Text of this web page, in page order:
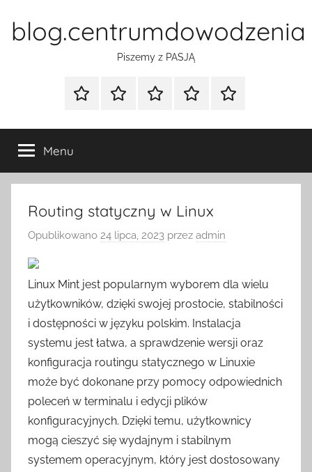
blog.centrumdowodzenia
Piszemy z PASJĄ
Strona
PolitykaWpisy
SEO
Instagram
Menu
Routing statyczny w Linux
Opublikowano 24 lipca, 2023 przez admin
Linux Mint jest popularnym wyborem dla wielu
użytkowników, dzięki swojej prostocie, stabilności
i dostępności w języku polskim. Instalacja
systemu jest łatwa, a sprawdzenie wersji oraz
konfiguracja routingu statycznego w Linuxie
może być dokonane przy pomocy odpowiednich
poleceń w terminalu i edycji plików
konfiguracyjnych. Dzięki temu, użytkownicy
mogą cieszyć się wydajnym i stabilnym
systemem operacyjnym, który jest dostosowany